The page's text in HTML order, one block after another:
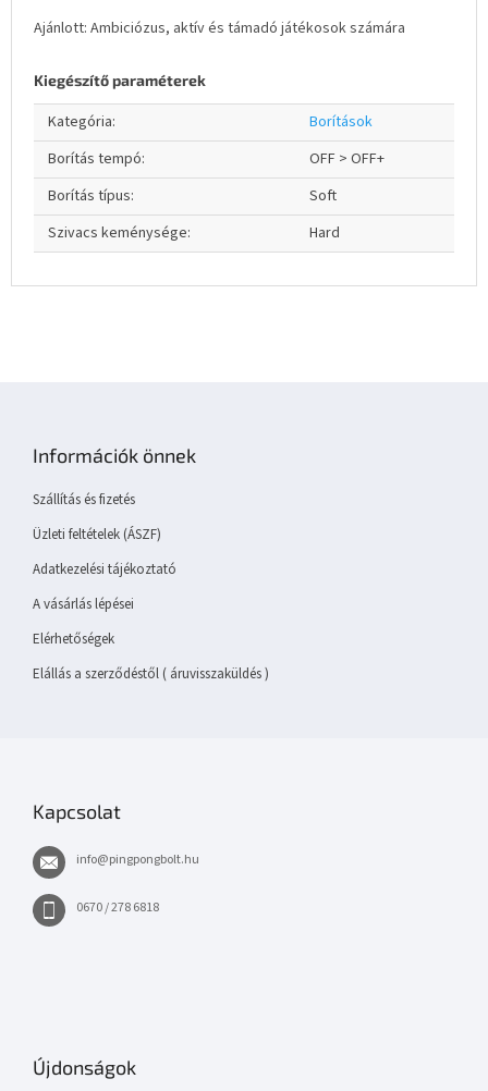
Ajánlott: Ambiciózus, aktív és támadó játékosok számára
Kiegészítő paraméterek
Kategória:
Borítások
Borítás tempó:
OFF > OFF+
Borítás típus:
Soft
Szivacs keménysége: Hard
Információk önnek
Szállítás és fizetés
Üzleti feltételek (ÁSZF)
Adatkezelési tájékoztató
A vásárlás lépései
Elérhetőségek
Elállás a szerződéstől ( áruvisszaküldés )
Kapcsolat
info@pingpongbolt.hu
0670 / 278 6818
Újdonságok